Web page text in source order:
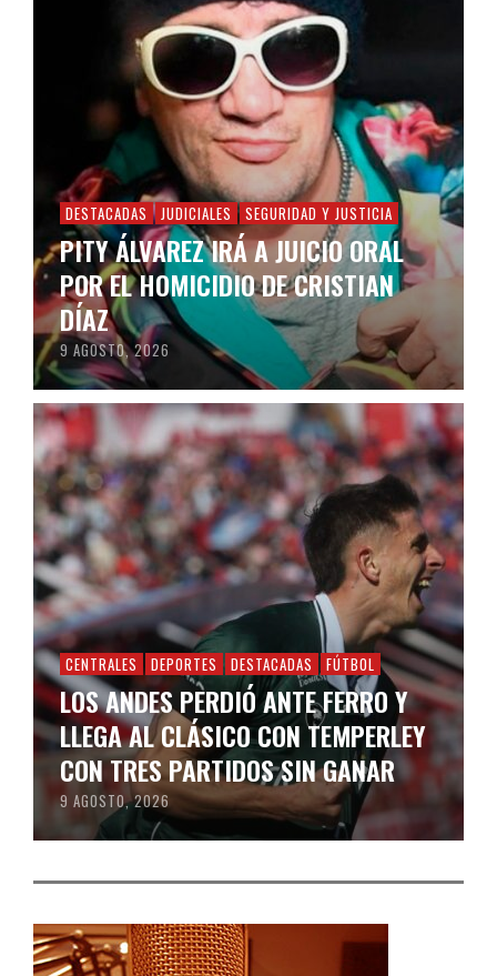
DESTACADAS JUDICIALES SEGURIDAD Y JUSTICIA
PITY ÁLVAREZ IRÁ A JUICIO ORAL
POR EL HOMICIDIO DE CRISTIAN
DÍAZ
9 AGOSTO, 2026
CENTRALES DEPORTES DESTACADAS FÚTBOL
LOS ANDES PERDIÓ ANTE FERRO Y
LLEGA AL CLÁSICO CON TEMPERLEY
CON TRES PARTIDOS SIN GANAR
9 AGOSTO, 2026